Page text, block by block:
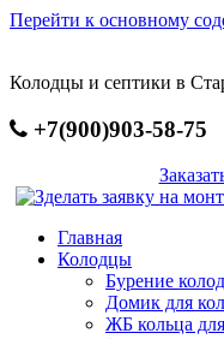
Перейти к основному
Колодцы и септики в
+7(900)903-58-75
Главная
Колодцы
Бурение
Домик для
ЖБ кольца